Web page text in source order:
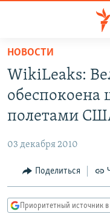
упрощенного
доступа
Вернуться
основному
Вернутся
Вернутся
ПРОГРАММЫ
ПОДКАСТЫ
АВТОРСКИЕ
МНЕНИЯ
КУЛЬТУРА
КАВКАЗ.РЕАЛИИ
НОВОСТИ
WikiLeaks:
полетами
03 декабря 2010
Поделиться
Приоритетный источник